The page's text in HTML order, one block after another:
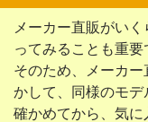
メーカー直販がい
ってみることも重要
そのため、メーカ
かして、同様のモ
確かめてから、気